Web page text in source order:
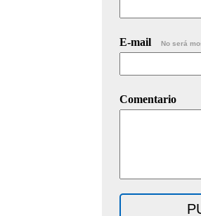
E-mail No será
Comentario